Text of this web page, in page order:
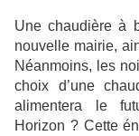
Une chaudière à
nouvelle mairie,
Néanmoins, les
choix d’une
alimentera le
Horizon ? Cette